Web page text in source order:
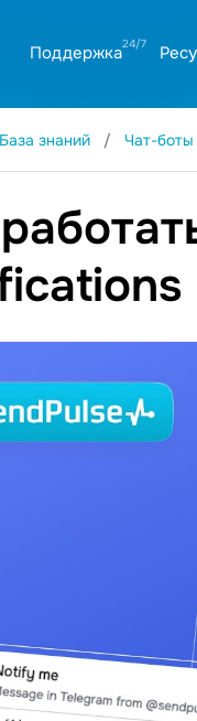
Поддержка
База знаний Чат-боты